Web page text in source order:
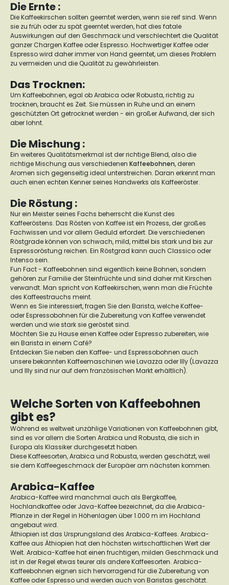
Die Ernte :
Die Kaffeekirschen sollten geerntet werden, wenn sie reif sind. Wenn
sie zu früh oder zu spät geerntet werden, hat dies fatale
Auswirkungen auf den Geschmack und verschlechtert die Qualität
ganzer Chargen Kaffee oder Espresso. Hochwertiger Kaffee oder
Espresso wird daher immer von Hand geerntet, um dieses Problem
zu vermeiden und die Qualität zu gewährleisten.
Das Trocknen:
Um Kaffeebohnen, egal ob Arabica oder Robusta, richtig zu
trocknen, braucht es Zeit. Sie müssen in Ruhe und an einem
geschützten Ort getrocknet werden - ein großer Aufwand, der sich
aber lohnt.
Die Mischung :
Ein weiteres Qualitätsmerkmal ist der richtige Blend, also die
richtige Mischung aus verschiedenen Kaffeebohnen, deren
Aromen sich gegenseitig ideal unterstreichen. Daran erkennt man
auch einen echten Kenner seines Handwerks als Kaffeeröster.
Die Röstung :
Nur ein Meister seines Fachs beherrscht die Kunst des
Kaffeeröstens. Das Rösten von Kaffee ist ein Prozess, der großes
Fachwissen und vor allem Geduld erfordert. Die verschiedenen
Röstgrade können von schwach, mild, mittel bis stark und bis zur
Espressoröstung reichen. Ein Röstgrad kann auch Classico oder
Intenso sein.
Fun Fact - Kaffeebohnen sind eigentlich keine Bohnen, sondern
gehören zur Familie der Steinfrüchte und sind daher mit Kirschen
verwandt. Man spricht von Kaffeekirschen, wenn man die Früchte
des Kaffeestrauchs meint.
Wenn es Sie interessiert, fragen Sie den Barista, welche Kaffee-
oder Espressobohnen für die Zubereitung von Kaffee verwendet
werden und wie stark sie geröstet sind.
Möchten Sie zu Hause einen Kaffee oder Espresso zubereiten, wie
ein Barista in einem Café?
Entdecken Sie neben den Kaffee- und Espressobohnen auch
unsere bekannten Kaffeemaschinen wie Lavazza oder Illy (Lavazza
und Illy sind nur auf dem französischen Markt erhältlich).
Welche Sorten von Kaffeebohnen
gibt es?
Während es weltweit unzählige Variationen von Kaffeebohnen gibt,
sind es vor allem die Sorten Arabica und Robusta, die sich in
Europa als Klassiker durchgesetzt haben.
Diese Kaffeesorten, Arabica und Robusta, werden geschätzt, weil
sie dem Kaffeegeschmack der Europäer am nächsten kommen.
Arabica-Kaffee
Arabica-Kaffee wird manchmal auch als Bergkaffee,
Hochlandkaffee oder Java-Kaffee bezeichnet, da die Arabica-
Pflanze in der Regel in Höhenlagen über 1.000 m im Hochland
angebaut wird.
Äthiopien ist das Ursprungsland des Arabica-Kaffees. Arabica-
Kaffee aus Äthiopien hat den höchsten wirtschaftlichen Wert der
Welt. Arabica-Kaffee hat einen fruchtigen, milden Geschmack und
ist in der Regel etwas teurer als andere Kaffeesorten. Arabica-
Kaffeebohnen eignen sich hervorragend für die Zubereitung von
Kaffee oder Espresso und werden auch von Baristas geschätzt.